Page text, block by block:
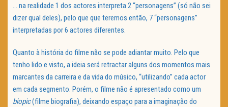
… na realidade 1 dos actores interpreta 2 “personagens” (só não sei
dizer qual deles), pelo que que teremos então, 7 “personagens”
interpretadas por 6 actores diferentes.
Quanto à história do filme não se pode adiantar muito. Pelo que
tenho lido e visto, a ideia será retractar alguns dos momentos mais
marcantes da carreira e da vida do músico, “utilizando” cada actor
em cada segmento. Porém, o filme não é apresentado como um
biopic(filme biografia), deixando espaço para a imaginação do